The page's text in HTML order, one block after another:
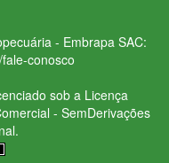
- Embrapa SAC:
conosco
sob a Licença
- SemDerivações